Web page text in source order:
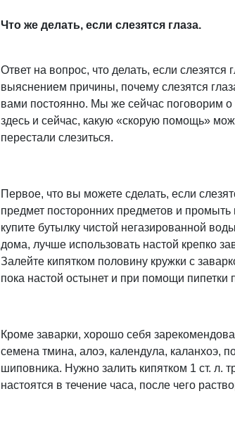
Что же делать, если слезятся глаза.
Ответ на вопрос, что делать, если слезятся
выяснением причины, почему слезятся
вами постоянно. Мы же сейчас поговорим о
здесь и сейчас, какую «скорую помощь»
перестали слезиться.
Первое, что вы можете сделать, если
предмет посторонних предметов и промыть
купите бутылку чистой негазированной
дома, лучше использовать настой крепко
Залейте кипятком половину кружки с
пока настой остынет и при помощи пипетки
Кроме заварки, хорошо себя
семена тмина, алоэ, календула, каланхоэ,
шиповника. Нужно залить кипятком 1 ст. л.
настоятся в течение часа, после чего